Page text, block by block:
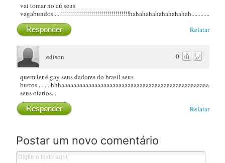
vai tomar no cú seus
Relatar
Responder
0
edison
quem ler é gay seus dadores do brasil seus
seus otarios...
Relatar
Responder
Postar um novo comentário